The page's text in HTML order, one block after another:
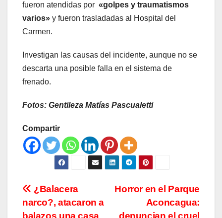
fueron atendidas por «golpes y traumatismos
varios» y fueron trasladadas al Hospital del
Carmen.
Investigan las causas del incidente, aunque no se
descarta una posible falla en el sistema de
frenado.
Fotos: Gentileza Matías Pascualetti
Compartir
Navegación
de
Horror en el Parque
Aconcagua:
¿Balacera
narco?, atacaron a